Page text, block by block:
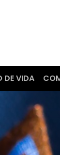
DE VIDA